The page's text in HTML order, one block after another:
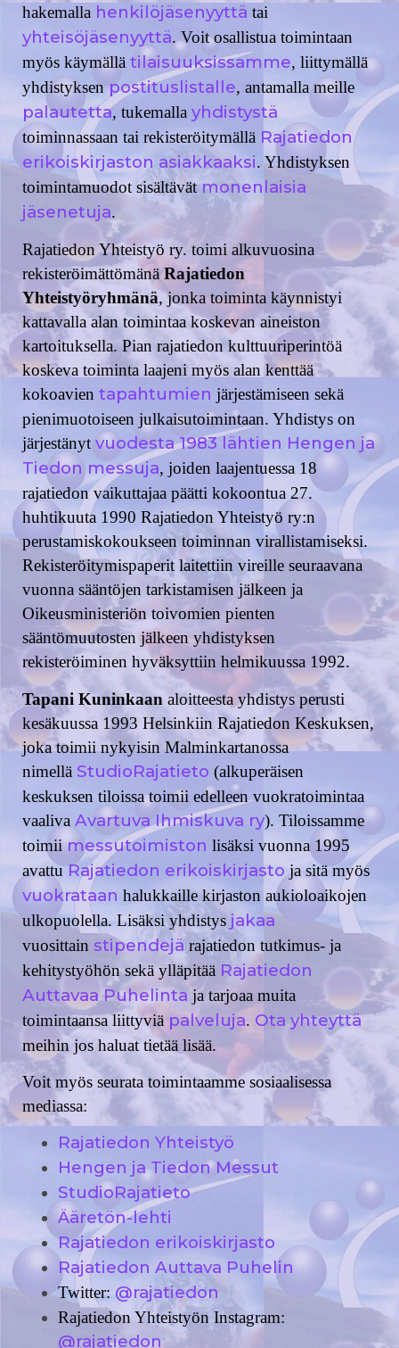
hakemalla henkilöjäsenyyttä tai
yhteisöjäsenyyttä. Voit osallistua toimintaan
myös käymällä tilaisuuksissamme, liittymällä
yhdistyksenpostituslistalle, antamalla meille
palautetta, tukemalla yhdistystä
toiminnassaan tai rekisteröitymällä Rajatiedon
erikoiskirjaston asiakkaaksi. Yhdistyksen
toimintamuodot sisältävätmonenlaisia
jäsenetuja.
Rajatiedon Yhteistyö ry. toimi alkuvuosina
rekisteröimättömänäRajatiedon
Yhteistyöryhmänä, jonka toiminta käynnistyi
kattavalla alan toimintaa koskevan aineiston
kartoituksella. Pian rajatiedon kulttuuriperintöä
koskeva toiminta laajeni myös alan kenttää
kokoavien tapahtumien järjestämiseen sekä
pienimuotoiseen julkaisutoimintaan. Yhdistys on
järjestänyt vuodesta 1983 lähtien Hengen ja
Tiedon messuja, joiden laajentuessa 18
rajatiedon vaikuttajaa päätti kokoontua 27.
huhtikuuta 1990 Rajatiedon Yhteistyö ry:n
perustamiskokoukseen toiminnan virallistamiseksi.
Rekisteröitymispaperit laitettiin vireille seuraavana
vuonna sääntöjen tarkistamisen jälkeen ja
Oikeusministeriön toivomien pienten
sääntömuutosten jälkeen yhdistyksen
rekisteröiminen hyväksyttiin helmikuussa 1992.
Tapani Kuninkaan aloitteesta yhdistys perusti
kesäkuussa 1993 Helsinkiin Rajatiedon Keskuksen,
joka toimii nykyisin Malminkartanossa
nimellä StudioRajatieto (alkuperäisen
keskuksen tiloissa toimii edelleen vuokratoimintaa
vaaliva Avartuva Ihmiskuva ry). Tiloissamme
toimiimessutoimiston lisäksi vuonna 1995
avattuRajatiedon erikoiskirjasto ja sitä myös
vuokrataan halukkaille kirjaston aukioloaikojen
ulkopuolella. Lisäksi yhdistys jakaa
vuosittain stipendejä rajatiedon tutkimus- ja
kehitystyöhön sekä ylläpitää Rajatiedon
Auttavaa Puhelinta ja tarjoaa muita
toimintaansa liittyviä palveluja. Ota yhteyttä
meihin jos haluat tietää lisää.
Voit myös seurata toimintaamme sosiaalisessa
mediassa:
Rajatiedon Yhteistyö
Hengen ja Tiedon Messut
StudioRajatieto
Ääretön-lehti
Rajatiedon erikoiskirjasto
Rajatiedon Auttava Puhelin
Twitter: @rajatiedon
Rajatiedon Yhteistyön Instagram:
@rajatiedon